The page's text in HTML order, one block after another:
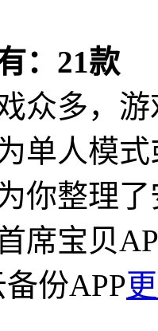
： 21款
众多，
单人模
你整理
席宝贝
份APP